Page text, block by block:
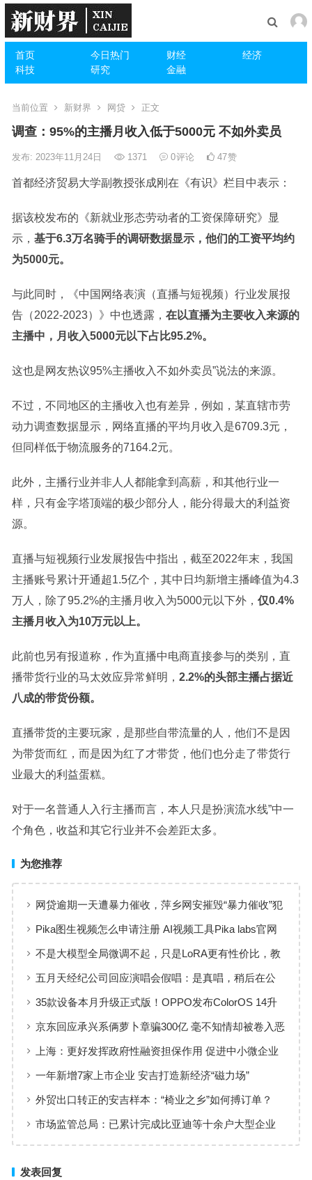
首页 今日热门 财经
经济
科技
研究 金融
当前位置 新财界 网贷 正文
调查：95%的主播月收入低于5000元 不如外卖员
发布: 2023年11月24日 1371 0评论 47赞
首都经济贸易大学副教授张成刚在《有识》栏目中表示：
据该校发布的《新就业形态劳动者的工资保障研究》显
示， 基于6.3万名骑手的调研数据显示，他们的工资平均约
为5000元。
与此同时，《中国网络表演（直播与短视频）行业发展报
告（2022-2023）》中也透露， 在以直播为主要收入来源的
主播中，月收入5000元以下占比95.2%。
这也是网友热议95%主播收入不如外卖员”说法的来源。
不过，不同地区的主播收入也有差异，例如，某直辖市劳
动力调查数据显示，网络直播的平均月收入是6709.3元，
但同样低于物流服务的7164.2元。
此外，主播行业并非人人都能拿到高薪，和其他行业一
样，只有金字塔顶端的极少部分人，能分得最大的利益资
源。
直播与短视频行业发展报告中指出，截至2022年末，我国
主播账号累计开通超1.5亿个，其中日均新增主播峰值为4.3
万人，除了95.2%的主播月收入为5000元以下外， 仅0.4%
主播月收入为10万元以上。
此前也另有报道称，作为直播中电商直接参与的类别，直
播带货行业的马太效应异常鲜明， 2.2%的头部主播占据近
八成的带货份额。
直播带货的主要玩家，是那些自带流量的人，他们不是因
为带货而红，而是因为红了才带货，他们也分走了带货行
业最大的利益蛋糕。
对于一名普通人入行主播而言，本人只是扮演流水线”中一
个角色，收益和其它行业并不会差距太多。
为您推荐
网贷逾期一天遭暴力催收，萍乡网安摧毁“暴力催收”犯
罪团伙
Pika图生视频怎么申请注册 AI视频工具Pika labs官网
地址入口
不是大模型全局微调不起，只是LoRA更有性价比，教
程已经准备好了
五月天经纪公司回应演唱会假唱：是真唱，稍后在公
众号发声明
35款设备本月升级正式版！OPPO发布ColorOS 14升
级计划
京东回应承兴系俩萝卜章骗300亿 毫不知情却被卷入恶
意诉讼
上海：更好发挥政府性融资担保作用 促进中小微企业
高质量发展
一年新增7家上市企业 安吉打造新经济“磁力场”
外贸出口转正的安吉样本：“椅业之乡”如何搏订单？
市场监管总局：已累计完成比亚迪等十余户大型企业
发表回复